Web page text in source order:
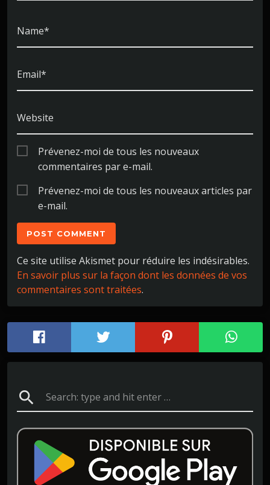
Name*
Email*
Website
Prévenez-moi de tous les nouveaux
commentaires par e-mail.
Prévenez-moi de tous les nouveaux articles par
e-mail.
Ce site utilise Akismet pour réduire les indésirables.
En savoir plus sur la façon dont les données de vos
commentaires sont traitées.
search